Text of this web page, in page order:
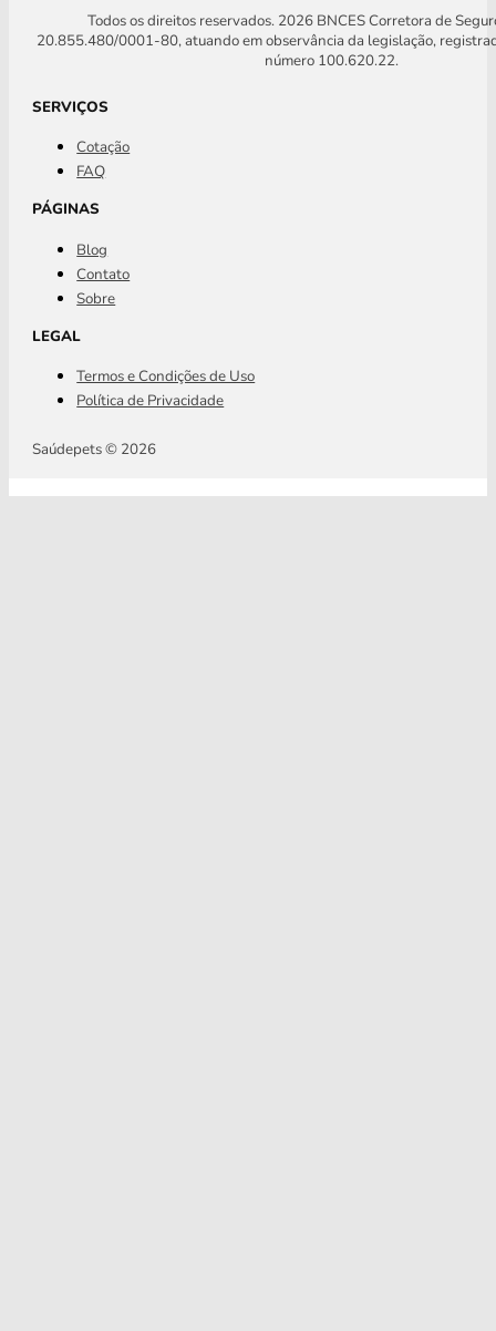
Todos os direitos reservados. 2026 BNCES Corretora de
20.855.480/0001-80, atuando em observância da legislação,
número 100.620.22.
SERVIÇOS
Cotação
FAQ
PÁGINAS
Blog
Contato
Sobre
LEGAL
Termos e Condições de Uso
Política de Privacidade
Saúdepets © 2026